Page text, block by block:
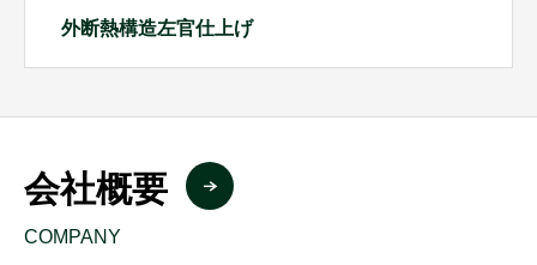
外断熱構造左官仕上げ
会社概要
COMPANY